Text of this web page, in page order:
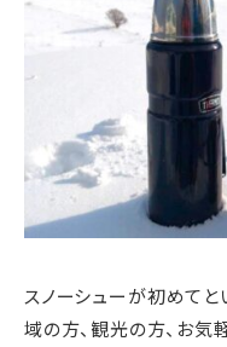
スノーシューが初めてと
域の方、観光の方、お気